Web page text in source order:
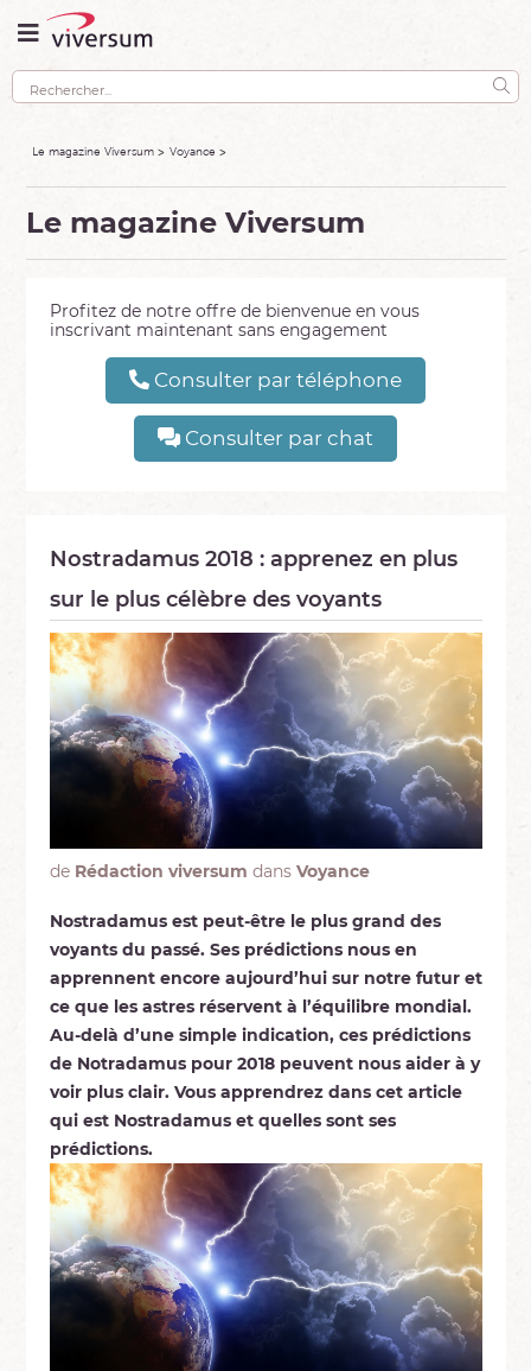
Le magazine Viversum Voyance
Le magazine Viversum
Profitez de notre offre de bienvenue en vous
inscrivant maintenant sans engagement
Consulter par téléphone
Consulter par chat
Nostradamus 2018 : apprenez en plus
sur le plus célèbre des voyants
de Rédaction viversum dans Voyance
Nostradamus est peut-être le plus grand des
voyants du passé. Ses prédictions nous en
apprennent encore aujourd’hui sur notre futur et
ce que les astres réservent à l’équilibre mondial.
Au-delà d’une simple indication, ces prédictions
de Notradamus pour 2018 peuvent nous aider à y
voir plus clair. Vous apprendrez dans cet article
qui est Nostradamus et quelles sont ses
prédictions.